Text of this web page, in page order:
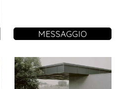
MESSAGGIO